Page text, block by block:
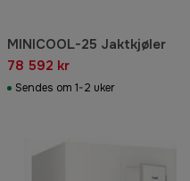
MINICOOL-25 Jaktkjøler
78 592 kr
Sendes om 1-2 uker